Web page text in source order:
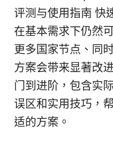
评测与使用指南 快
在基本需求下仍然
更多国家节点、同
方案会带来显著改
门到进阶，包含实
误区和实用技巧，
适的方案。